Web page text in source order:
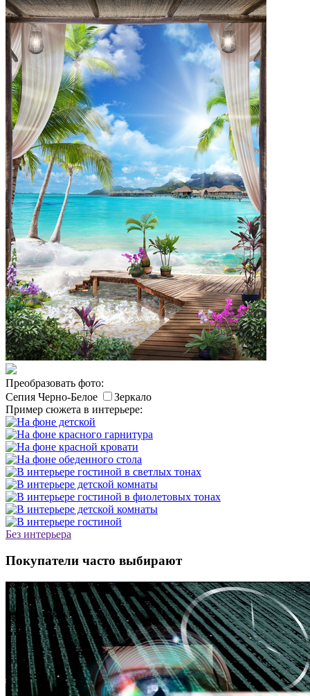
Преобразовать фото:
Сепия Черно-Белое
Зеркало
Пример сюжета в интерьере:
Без интерьера
Покупатели часто выбирают